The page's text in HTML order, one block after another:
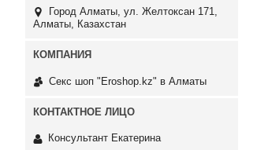
Город Алматы, ул. Желтоксан 171,
Алматы, Казахстан
Секс шоп "Eroshop.kz" в Алматы
Консультант Екатерина